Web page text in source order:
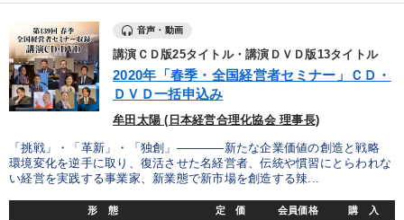
【最新刊】精神科医・和田秀樹の「老いない力」＋健康な社長と
会社をつくる厳選講話
目的別
業績を伸ばしたい 財務・数字力の向上
新事業・新商品づくり 財務・数字力の向上
音声・動画
講演ＣＤ版25タイトル・講演ＤＶＤ版13タイトル
2020年「春季・全国経営者セミナー」ＣＤ・
ＤＶＤ一括申込み
牟田太陽 (日本経営合理化協会 理事長)
「挑戦」・「革新」・「独創」――――新たな企業価値の創造と戦略
環境変化を逆手に取り、復活させた名経営者、伝統や慣習にとらわれな
い経営を実践する事業家、新業態で新市場を創造する辣...
形 態 定 価 会員価格 購 入